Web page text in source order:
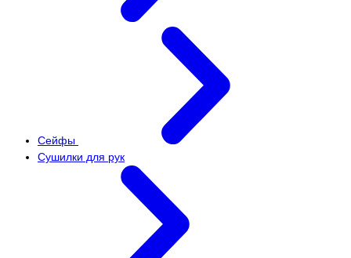
Сейфы
Сушилки для рук